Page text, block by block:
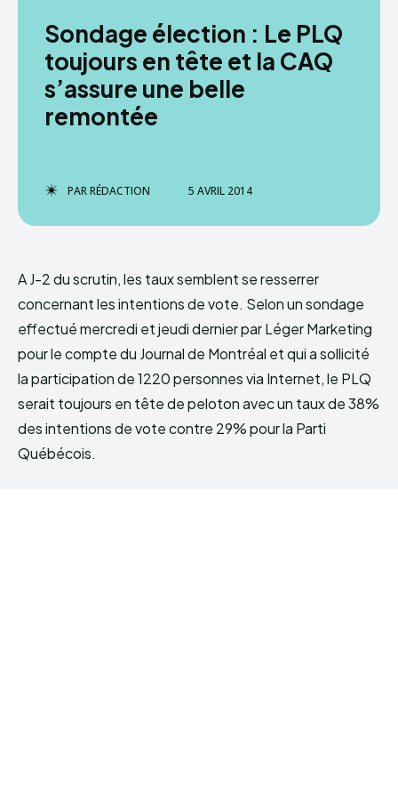
Sondage élection : Le PLQ
toujours en tête et la CAQ
s’assure une belle
remontée
PARRÉDACTION 5 AVRIL 2014
A J-2 du scrutin, les taux semblent se resserrer
concernant les intentions de vote. Selon un sondage
effectué mercredi et jeudi dernier par Léger Marketing
pour le compte du Journal de Montréal et qui a sollicité
la participation de 1220 personnes via Internet, le PLQ
serait toujours en tête de peloton avec un taux de 38%
des intentions de vote contre 29% pour la Parti
Québécois.